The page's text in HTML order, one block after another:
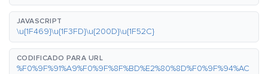
JAVASCRIPT
\u{1F469}\u{1F3FD}\u{200D}\u{1F52C}
CODIFICADO PARA URL
%F0%9F%91%A9%F0%9F%8F%BD%E2%80%8D%F0%9F%94%AC